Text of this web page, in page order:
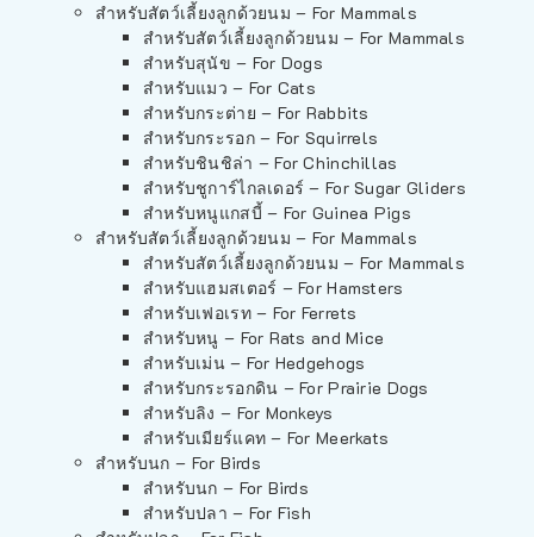
สำหรับสัตว์เลี้ยงลูกด้วยนม – For Mammals
สำหรับสัตว์เลี้ยงลูกด้วยนม – For Mammals
สำหรับสุนัข – For Dogs
สำหรับแมว – For Cats
สำหรับกระต่าย – For Rabbits
สำหรับกระรอก – For Squirrels
สำหรับชินชิล่า – For Chinchillas
สำหรับชูการ์ไกลเดอร์ – For Sugar Gliders
สำหรับหนูแกสบี้ – For Guinea Pigs
สำหรับสัตว์เลี้ยงลูกด้วยนม – For Mammals
สำหรับสัตว์เลี้ยงลูกด้วยนม – For Mammals
สำหรับแฮมสเตอร์ – For Hamsters
สำหรับเฟอเรท – For Ferrets
สำหรับหนู – For Rats and Mice
สำหรับเม่น – For Hedgehogs
สำหรับกระรอกดิน – For Prairie Dogs
สำหรับลิง – For Monkeys
สำหรับเมียร์แคท – For Meerkats
สำหรับนก – For Birds
สำหรับนก – For Birds
สำหรับปลา – For Fish